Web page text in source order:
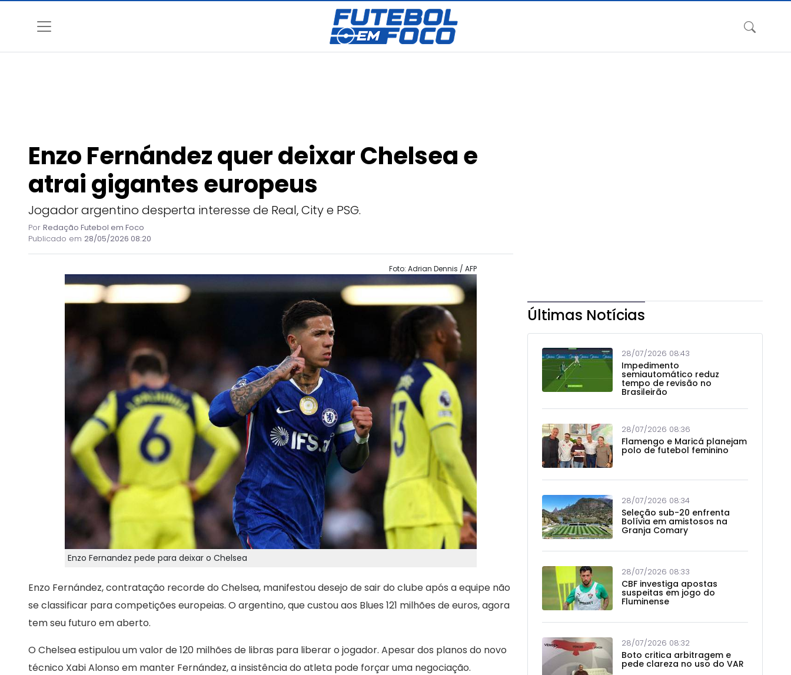
Enzo Fernández quer deixar Chelsea e
atrai gigantes europeus
Jogador argentino desperta interesse de Real, City e PSG.
Por Redação Futebol em Foco
Publicado em 28/05/2026 08:20
Foto: Adrian Dennis / AFP
Enzo Fernandez pede para deixar o Chelsea
Enzo Fernández, contratação recorde do Chelsea, manifestou desejo de sair do clube após a equipe não
se classificar para competições europeias. O argentino, que custou aos Blues 121 milhões de euros, agora
tem seu futuro em aberto.
O Chelsea estipulou um valor de 120 milhões de libras para liberar o jogador. Apesar dos planos do novo
técnico Xabi Alonso em manter Fernández, a insistência do atleta pode forçar uma negociação.
Últimas Notícias
28/07/2026 08:43
Impedimento
semiautomático reduz
tempo de revisão no
Brasileirão
28/07/2026 08:36
Flamengo e Maricá planejam
polo de futebol feminino
28/07/2026 08:34
Seleção sub-20 enfrenta
Bolívia em amistosos na
Granja Comary
28/07/2026 08:33
CBF investiga apostas
suspeitas em jogo do
Fluminense
28/07/2026 08:32
Boto critica arbitragem e
pede clareza no uso do VAR